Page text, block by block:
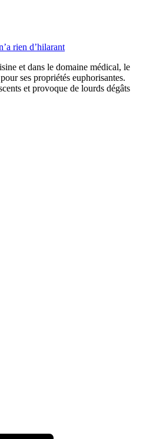
rien d’hilarant
et dans le domaine médical, le
ses propriétés euphorisantes.
et provoque de lourds dégâts